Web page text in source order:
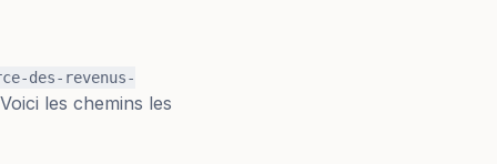
des-revenus-
les chemins les